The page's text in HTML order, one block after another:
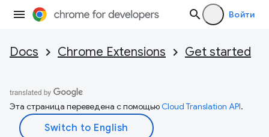
Войти
Docs Chrome Extensions Get started
Эта страница переведена с помощьюCloud Translation API.